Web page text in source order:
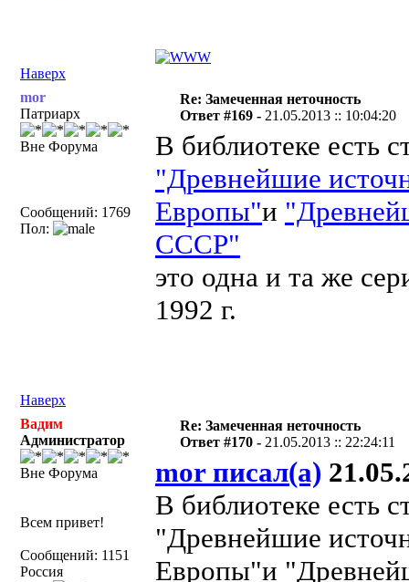
Наверх
mor
Патриарх
Вне Форума
Сообщений: 1769
Пол:
Re: Замеченная неточность
Ответ #169 - 21.05.2013 :: 10:04:20
В библиотеке есть
"Древнейшие
Европы"и
СССР"
это одна и та же
1992 г.
Наверх
Вадим
Администратор
Вне Форума
Всем привет!
Сообщений: 1151
Россия
Re: Замеченная неточность
Ответ #170 - 21.05.2013 :: 22:24:11
mor писал(а)
В библиотеке есть
"Древнейшие
Европы"и